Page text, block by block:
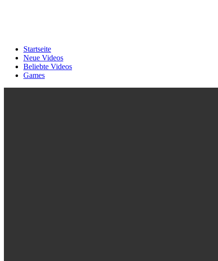
Startseite
Neue Videos
Beliebte Videos
Games